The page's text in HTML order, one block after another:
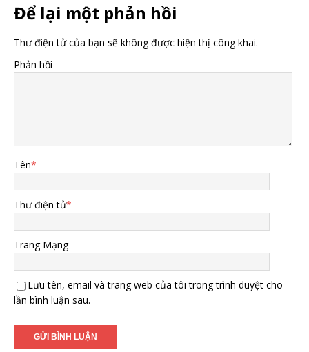
Để lại một phản hồi
Thư điện tử của bạn sẽ không được hiện thị công khai.
Phản hồi
Tên*
Thư điện tử*
Trang Mạng
Lưu tên, email và trang web của tôi trong trình duyệt cho
lần bình luận sau.